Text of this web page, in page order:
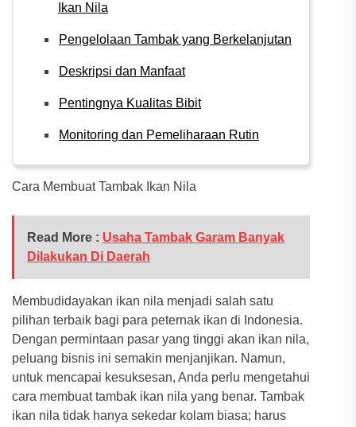
Ikan Nila
Pengelolaan Tambak yang Berkelanjutan
Deskripsi dan Manfaat
Pentingnya Kualitas Bibit
Monitoring dan Pemeliharaan Rutin
Cara Membuat Tambak Ikan Nila
Read More : Usaha Tambak Garam Banyak
Dilakukan Di Daerah
Membudidayakan ikan nila menjadi salah satu
pilihan terbaik bagi para peternak ikan di Indonesia.
Dengan permintaan pasar yang tinggi akan ikan nila,
peluang bisnis ini semakin menjanjikan. Namun,
untuk mencapai kesuksesan, Anda perlu mengetahui
cara membuat tambak ikan nila yang benar. Tambak
ikan nila tidak hanya sekedar kolam biasa; harus